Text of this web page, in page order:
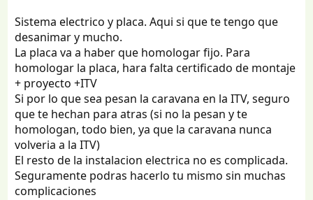
Sistema electrico y placa. Aqui si que te tengo que
desanimar y mucho.
La placa va a haber que homologar fijo. Para
homologar la placa, hara falta certificado de montaje
+ proyecto +ITV
Si por lo que sea pesan la caravana en la ITV, seguro
que te hechan para atras (si no la pesan y te
homologan, todo bien, ya que la caravana nunca
volveria a la ITV)
El resto de la instalacion electrica no es complicada.
Seguramente podras hacerlo tu mismo sin muchas
complicaciones